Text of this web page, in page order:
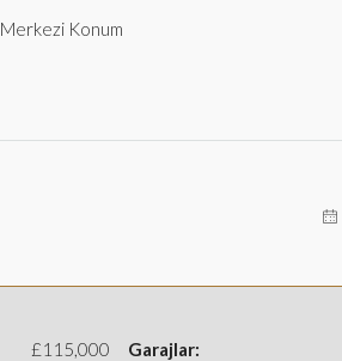
Merkezi Konum
£115,000 Garajlar: